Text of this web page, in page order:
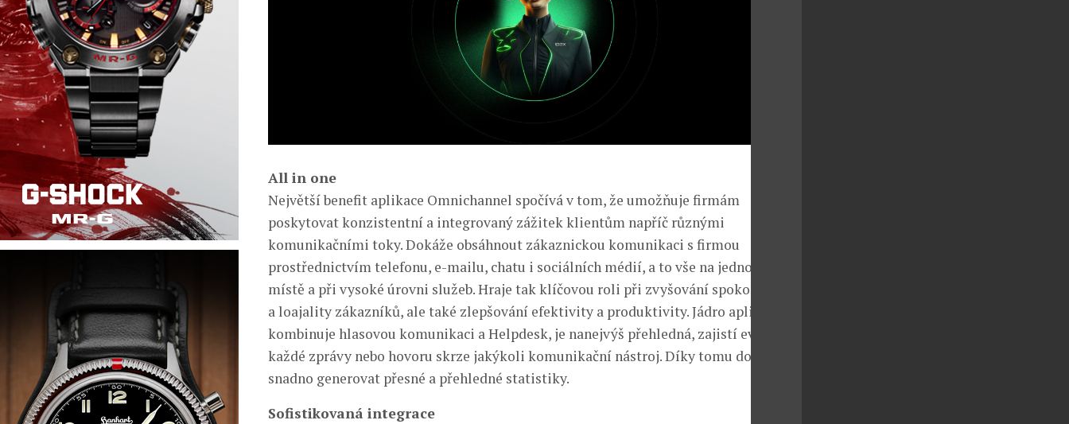
All in one
Největší benefit aplikace Omnichannel spočívá v tom, že umožňuje firmám
poskytovat konzistentní a integrovaný zážitek klientům napříč různými
komunikačními toky. Dokáže obsáhnout zákaznickou komunikaci s firmou
prostřednictvím telefonu, e-mailu, chatu i sociálních médií, a to vše na jednom
místě a při vysoké úrovni služeb. Hraje tak klíčovou roli při zvyšování spokojenosti
a loajality zákazníků, ale také zlepšování efektivity a produktivity. Jádro aplikace
kombinuje hlasovou komunikaci a Helpdesk, je nanejvýš přehledná, zajistí evidenci
každé zprávy nebo hovoru skrze jakýkoli komunikační nástroj. Díky tomu dokáže
snadno generovat přesné a přehledné statistiky.
Sofistikovaná integrace